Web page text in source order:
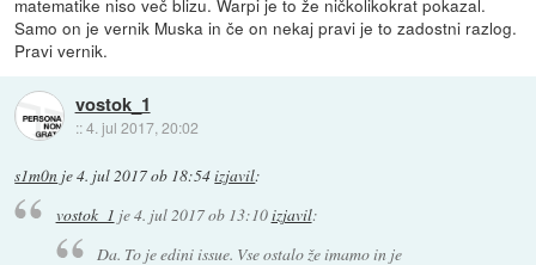
Samo on je vernik Muska in če on nekaj pravi je to zadostni razlog.
Pravi vernik.
vostok_1
::4. jul 2017, 20:02
s1m0n je4. jul 2017 ob 18:54izjavil:
vostok_1 je4. jul 2017 ob 13:10izjavil:
Da. To je edini issue. Vse ostalo že imamo in je